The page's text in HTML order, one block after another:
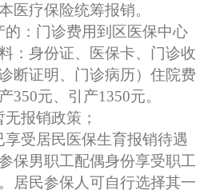
医疗保险统筹报销。
的：门诊费用到区医保中心
：身份证、医保卡、门诊收
断证明、门诊病历）住院费
350元、引产1350元。
报销政策；
享受居民医保生育报销待遇
保男职工配偶身份享受职工
居民参保人可自行选择其一